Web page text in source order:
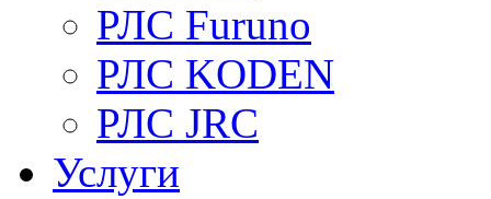
РЛС Furuno
РЛС KODEN
РЛС JRC
Услуги